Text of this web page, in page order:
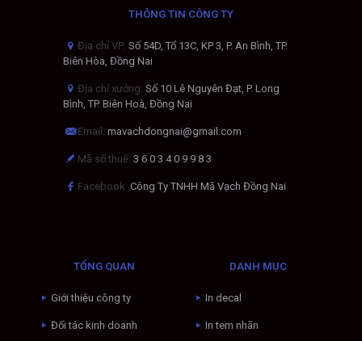
THÔNG TIN CÔNG TY
Địa chỉ VP: Số 54D, Tổ 13C, KP 3, P. An Bình, TP.
Biên Hòa, Đồng Nai
Địa chỉ xưởng: Số 10 Lê Nguyên Đạt, P. Long
Bình, TP. Biên Hoà, Đồng Nai
Email: mavachdongnai@gmail.com
Mã số thuế:3 6 0 3 4 0 9 9 8 3
Facebook: Công Ty TNHH Mã Vạch Đồng Nai
TỔNG QUAN
Giới thiệu công ty
Đối tác kinh doanh
DANH MỤC
In decal
In tem nhãn